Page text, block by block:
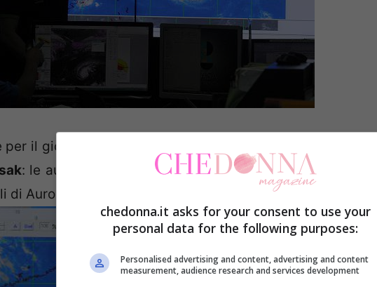
il giorno di Pasqua è previsto l’arrivo sulla terraferma di
: le autorità hanno diramatol’allarme in ben 24 province
Aurora e Isabela.
chedonna.it asks for your consent to use your
personal data for the following purposes:
Personalised advertising and content, advertising and content
measurement, audience research and services development